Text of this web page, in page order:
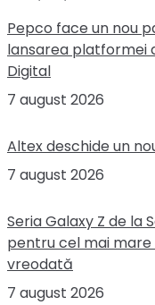
Pepco face un nou
lansarea platformei
Digital
7 august 2026
Altex deschide un
7 august 2026
Seria Galaxy Z de la
pentru cel mai
vreodată
7 august 2026